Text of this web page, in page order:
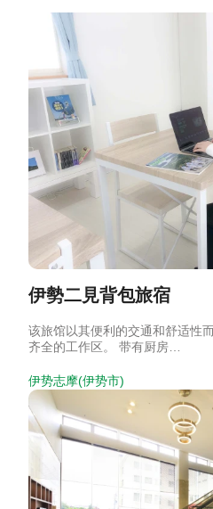
伊勢二見背包旅宿
该旅馆以其便利的交通和舒适性
齐全的工作区。 带有厨房…
伊势志摩(伊势市)